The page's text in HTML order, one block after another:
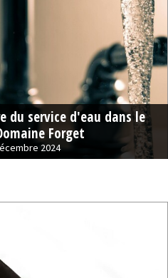
du service d'eau dans le
Forget
2024